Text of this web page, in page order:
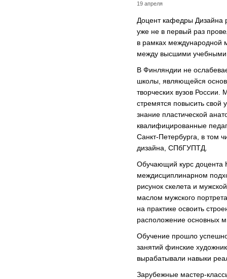
19 апреля
Доцент кафедры Дизайна
уже не в первый раз
в рамках международной
между высшими учебными
В Финляндии не
школы, являющейся
творческих вузов
стремятся повысить свой
знание пластической
квалифицированные
Санкт-Петербурга, в том
дизайна, СПбГУПТД.
Обучающий курс доцента
междисциплинарном
рисунок скелета и
маслом мужского
на практике освоить
расположение основных
Обучение прошло
занятий финские
вырабатывали навыки
Зарубежные мастер-